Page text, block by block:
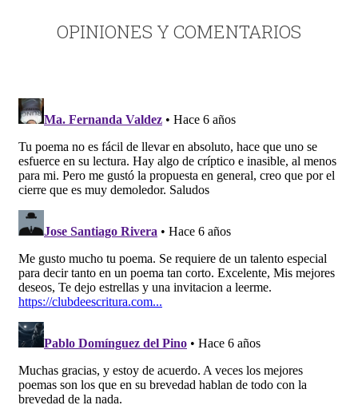
OPINIONES Y COMENTARIOS